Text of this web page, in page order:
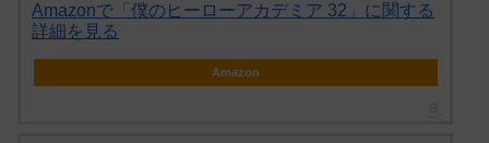
Amazonで「僕のヒーローアカデミア 32」に関する
詳細を見る
Amazon